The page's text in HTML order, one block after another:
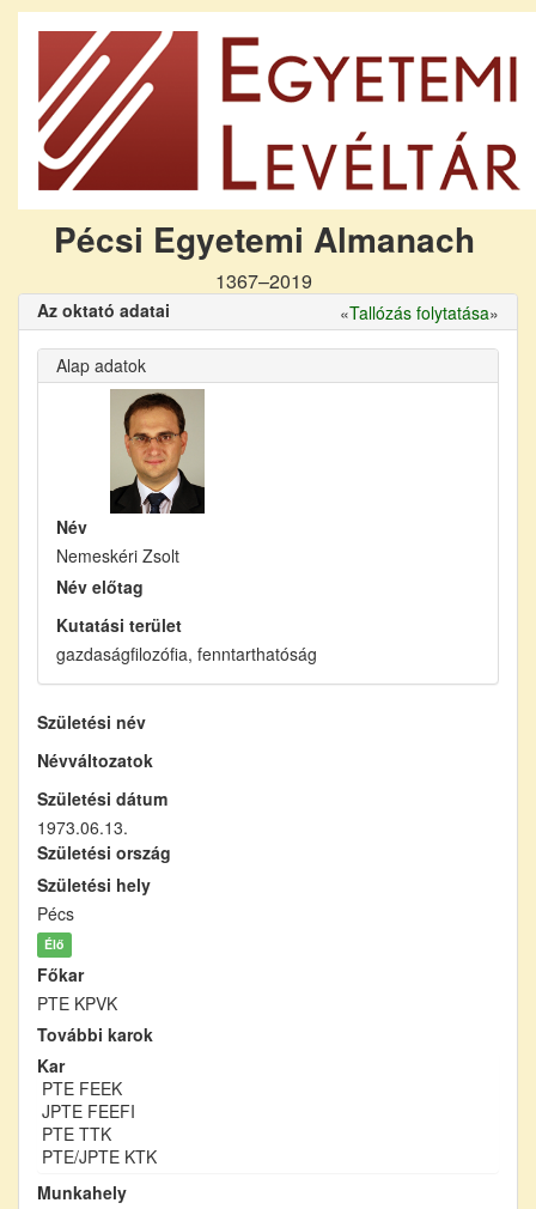
Pécsi Egyetemi Almanach
1367–2019
Az oktató adatai «Tallózás folytatása»
Alap adatok
Név
Nemeskéri Zsolt
Név előtag
Kutatási terület
gazdaságfilozófia, fenntarthatóság
Születési név
Névváltozatok
Születési dátum
1973.06.13.
Születési ország
Születési hely
Pécs
Élő
Főkar
PTE KPVK
További karok
Kar
PTE FEEK
JPTE FEEFI
PTE TTK
PTE/JPTE KTK
Munkahely